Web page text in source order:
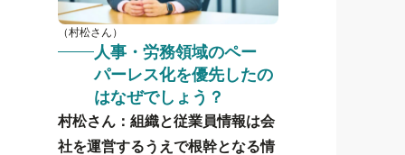
（村松さん）
人事・労務領域のペー
パーレス化を優先したの
はなぜでしょう？
村松さん：組織と従業員情報は会
社を運営するうえで根幹となる情